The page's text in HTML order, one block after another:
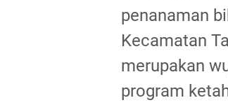
penanaman
Kecamatan
merupakan
program